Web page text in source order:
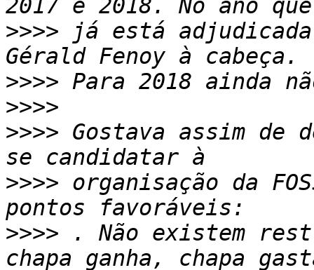
>>>> já está
>>>>
>>>>
>>>> Gostava assim de
>>>> organisação da
>>>> . Não existem